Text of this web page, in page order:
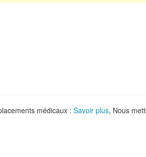
médicaux : Savoir plus, Nous